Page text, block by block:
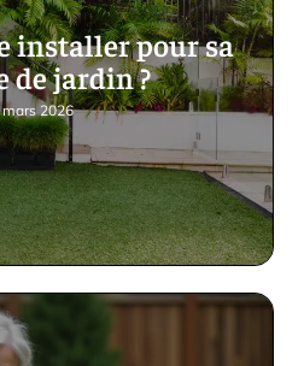
installer pour sa
de jardin ?
mars 2026